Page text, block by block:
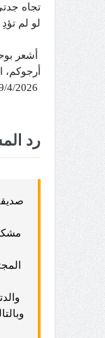
تجاه
لو لم
أشعر
رد